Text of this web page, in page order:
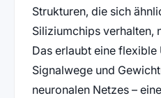
Strukturen, die sich
Siliziumchips verhalten,
Das erlaubt eine
Signalwege und
neuronalen Netzes –